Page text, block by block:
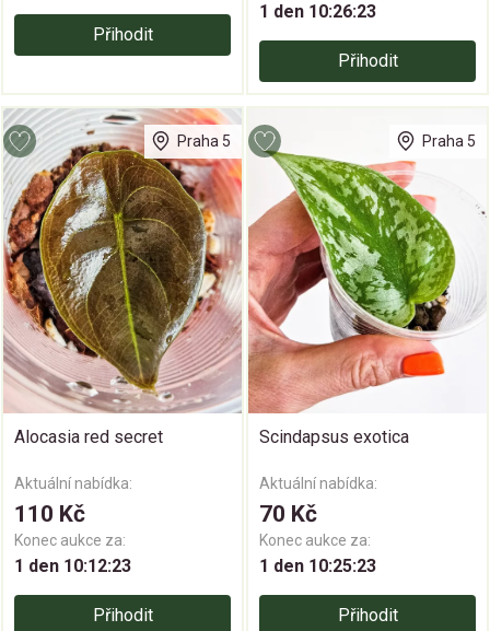
Přihodit
1 den 10:26:23
Přihodit
Praha 5
Alocasia red secret
Aktuální nabídka:
110 Kč
Konec aukce za:
1 den 10:12:23
Přihodit
Praha 5
Scindapsus exotica
Aktuální nabídka:
70 Kč
Konec aukce za:
1 den 10:25:23
Přihodit